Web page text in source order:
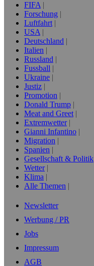
FIFA
Forschung
Luftfahrt
USA
Deutschland
Italien
Russland
Fussball
Ukraine
Justiz
Promotion
Donald Trump
Meat and Greet
Extremwetter
Gianni Infantino
Migration
Spanien
Gesellschaft & Politik
Wetter
Klima
Alle Themen
Newsletter
Werbung / PR
Jobs
Impressum
AGB